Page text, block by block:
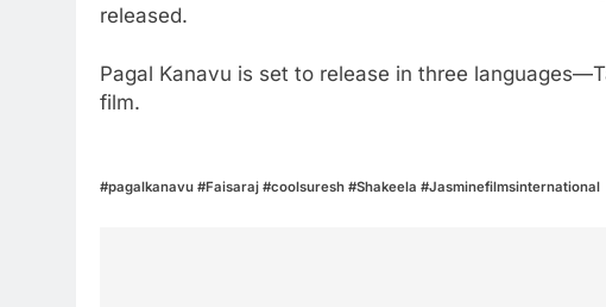
released.
Pagal Kanavu is set to release in three
film.
#pagalkanavu #Faisaraj #coolsuresh #Shakeela #Jasminefilmsinternational